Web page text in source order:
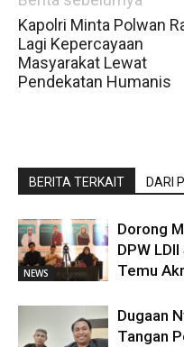
Kapolri Minta Polwan
Lagi Kepercayaan
Masyarakat Lewat
Pendekatan Humanis
BERITA TERKAIT DARI
NEWS
Dorong
DPW
Temu
Dugaan
Tangan